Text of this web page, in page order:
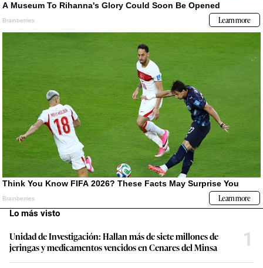
Lo más visto
Unidad de Investigación: Hallan más de siete millones de
jeringas y medicamentos vencidos en Cenares del Minsa
1